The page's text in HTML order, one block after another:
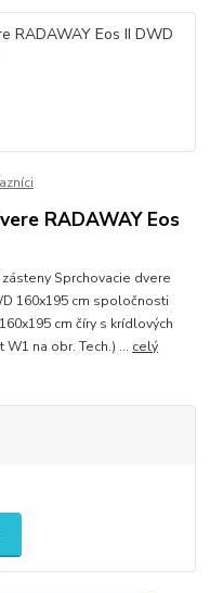
RADAWAY Eos
Sprchovacie dvere
160x195 cm spoločnosti
cm číry s krídlových
na obr. Tech.) ... celý